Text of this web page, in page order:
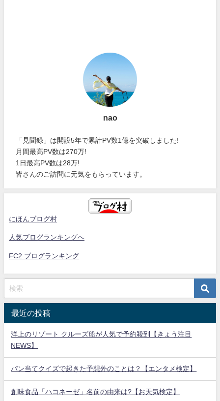
nao
「見聞録」は開設5年で累計PV数1億を突破しました!
月間最高PV数は270万!
1日最高PV数は28万!
皆さんのご訪問に元気をもらっています。
にほんブログ村
人気ブログランキングへ
FC2 ブログランキング
最近の投稿
洋上のリゾート クルーズ船が人気で予約殺到【きょう注目
NEWS】
パン当てクイズで起きた予想外のことは？【エンタメ検定】
創味食品「ハコネーゼ」名前の由来は?【お天気検定】